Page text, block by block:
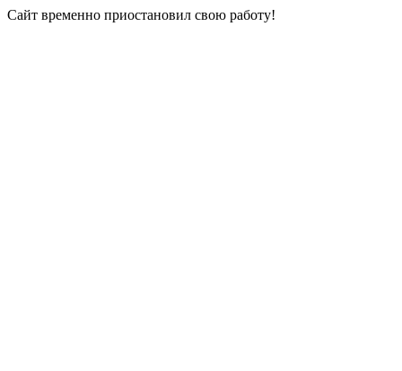
Сайт временно приостановил свою работу!